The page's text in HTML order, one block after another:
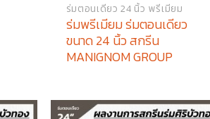
ร่มตอนเดียว 24 นิ้ว พรีเมียม
ร่มพรีเมียม ร่มตอนเดียว
ขนาด 24 นิ้ว สกรีน
MANIGNOM GROUP